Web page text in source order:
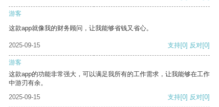
游客
这款app就像我的财务顾问，让我能够省钱又省心。
2025-09-15 支持[0] 反对[0]
游客
这款app的功能非常强大，可以满足我所有的工作需求，让我能够在工作
中游刃有余。
2025-09-15
支持[0] 反对[0]